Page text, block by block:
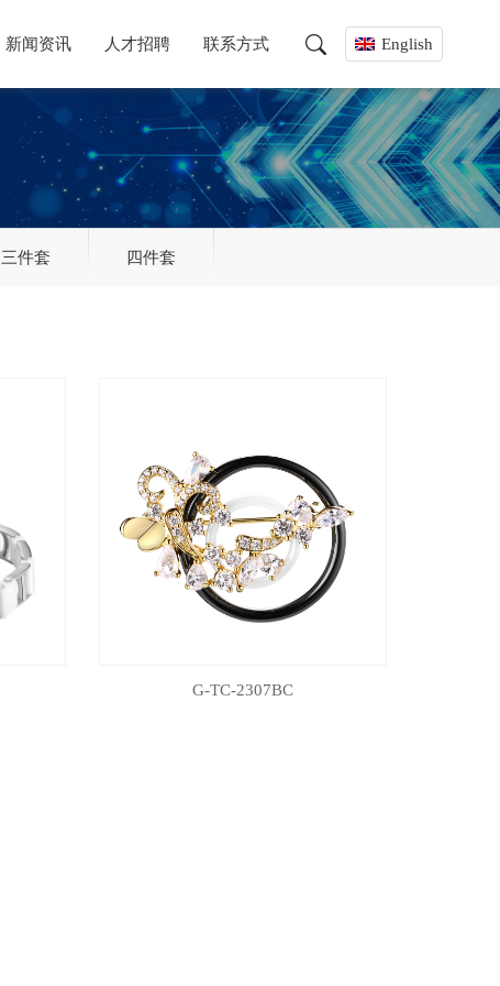
新闻资讯 人才招聘 联系方式 English
三件套 四件套
G-TC-2307BC